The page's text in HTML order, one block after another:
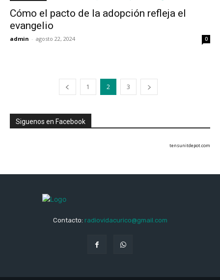
Cómo el pacto de la adopción refleja el
evangelio
admin - agosto 22, 2024 0
1 2 3
Siguenos en Facebook
tensunitdepot.com
Contacto: radiovidacurico@gmail.com